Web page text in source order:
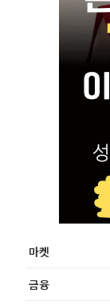
마켓
금융